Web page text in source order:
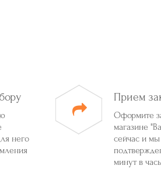
него
Прием
Оформите
магазине
сейчас и
минут в